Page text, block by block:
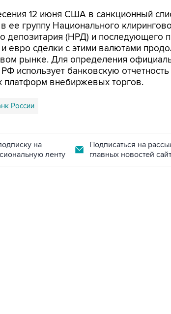
12 июня США в санкционный
ее группу Национального
депозитария (НРД) и последующего
евро сделки с этими валютами
рынке. Для определения
использует банковскую
внебиржевых торгов.
России
на
ленту
Подписаться на
главных новостей